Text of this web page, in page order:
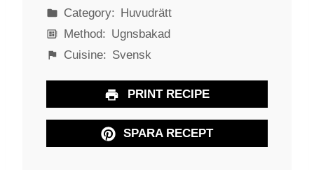
Category: Huvudrätt
Method: Ugnsbakad
Cuisine: Svensk
PRINT RECIPE
SPARA RECEPT